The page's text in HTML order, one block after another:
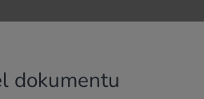
dokumentu